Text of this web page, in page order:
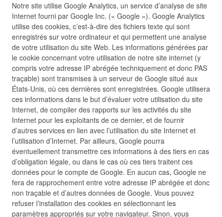
Notre site utilise Google Analytics, un service d’analyse de site
Internet fourni par Google Inc. (« Google »). Google Analytics
utilise des cookies, c’est-à-dire des fichiers texte qui sont
enregistrés sur votre ordinateur et qui permettent une analyse
de votre utilisation du site Web. Les informations générées par
le cookie concernant votre utilisation de notre site internet (y
compris votre adresse IP abrégée techniquement et donc PAS
traçable) sont transmises à un serveur de Google situé aux
États-Unis, où ces dernières sont enregistrées. Google utilisera
ces informations dans le but d’évaluer votre utilisation du site
Internet, de compiler des rapports sur les activités du site
Internet pour les exploitants de ce dernier, et de fournir
d’autres services en lien avec l’utilisation du site Internet et
l’utilisation d’Internet. Par ailleurs, Google pourra
éventuellement transmettre ces informations à des tiers en cas
d’obligation légale, ou dans le cas où ces tiers traitent ces
données pour le compte de Google. En aucun cas, Google ne
fera de rapprochement entre votre adresse IP abrégée et donc
non traçable et d’autres données de Google. Vous pouvez
refuser l’installation des cookies en sélectionnant les
paramètres appropriés sur votre navigateur. Sinon, vous